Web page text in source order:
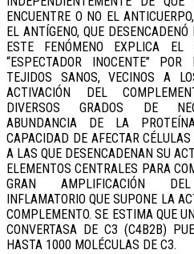
ENCUENTRE O NO EL
EL ANTÍGENO, QUE DESENCADENÓ
ESTE FENÓMENO EXPLICA EL
“ESPECTADOR INOCENTE”
TEJIDOS SANOS, VECINOS A
ACTIVACIÓN DEL
DIVERSOS GRADOS DE
ABUNDANCIA DE LA
CAPACIDAD DE AFECTAR
A LAS QUE DESENCADENAN SU
ELEMENTOS CENTRALES PARA
GRAN AMPLIFICACIÓN
INFLAMATORIO QUE SUPONE LA
COMPLEMENTO. SE ESTIMA QUE
CONVERTASA DE C3 (C4B2B)
HASTA 1000 MOLÉCULAS DE C3.